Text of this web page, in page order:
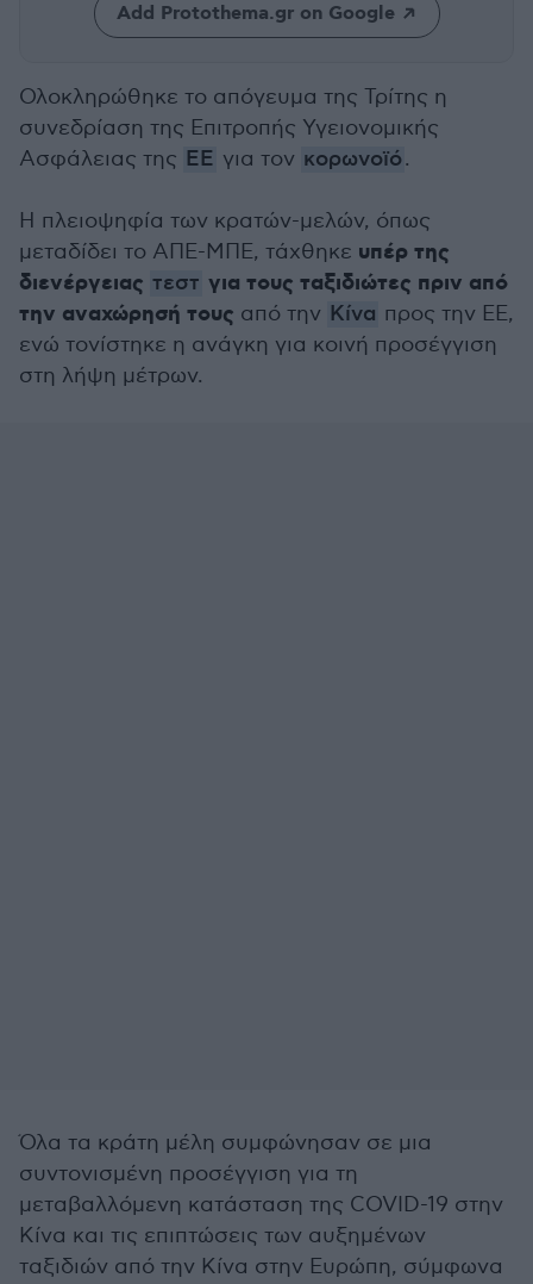
Add Protothema.gr on Google
Ολοκληρώθηκε το απόγευμα της Τρίτης η
συνεδρίαση της Επιτροπής Υγειονομικής
Ασφάλειας της ΕΕ για τον κορωνοϊό.
Η πλειοψηφία των κρατών-μελών, όπως
μεταδίδει το ΑΠΕ-ΜΠΕ, τάχθηκε υπέρ της
διενέργειας τεστ για τους ταξιδιώτες πριν από
την αναχώρησή τους από την Κίνα προς την ΕΕ,
ενώ τονίστηκε η ανάγκη για κοινή προσέγγιση
στη λήψη μέτρων.
Όλα τα κράτη μέλη συμφώνησαν σε μια
συντονισμένη προσέγγιση για τη
μεταβαλλόμενη κατάσταση της COVID-19 στην
Κίνα και τις επιπτώσεις των αυξημένων
ταξιδιών από την Κίνα στην Ευρώπη, σύμφωνα